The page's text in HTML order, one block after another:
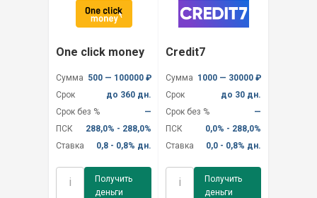
One click money
Сумма 500 — 100000 ₽
Срок
до 360 дн.
Срок без %
—
ПСК
288,0% - 288,0%
Ставка
0,8 - 0,8% дн.
i
Получить
деньги
Credit7
Сумма 1000 — 30000 ₽
Срок
до 30 дн.
Срок без %
—
ПСК
0,0% - 288,0%
Ставка
0,0 - 0,8% дн.
i
Получить
деньги